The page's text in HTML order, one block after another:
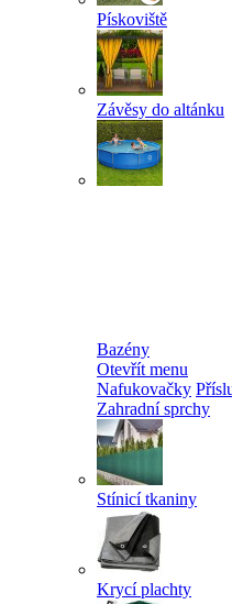
Pískoviště
Závěsy do altánku
Bazény
Otevřít menu
Nafukovačky
Zahradní sprchy
Stínicí tkaniny
Krycí plachty